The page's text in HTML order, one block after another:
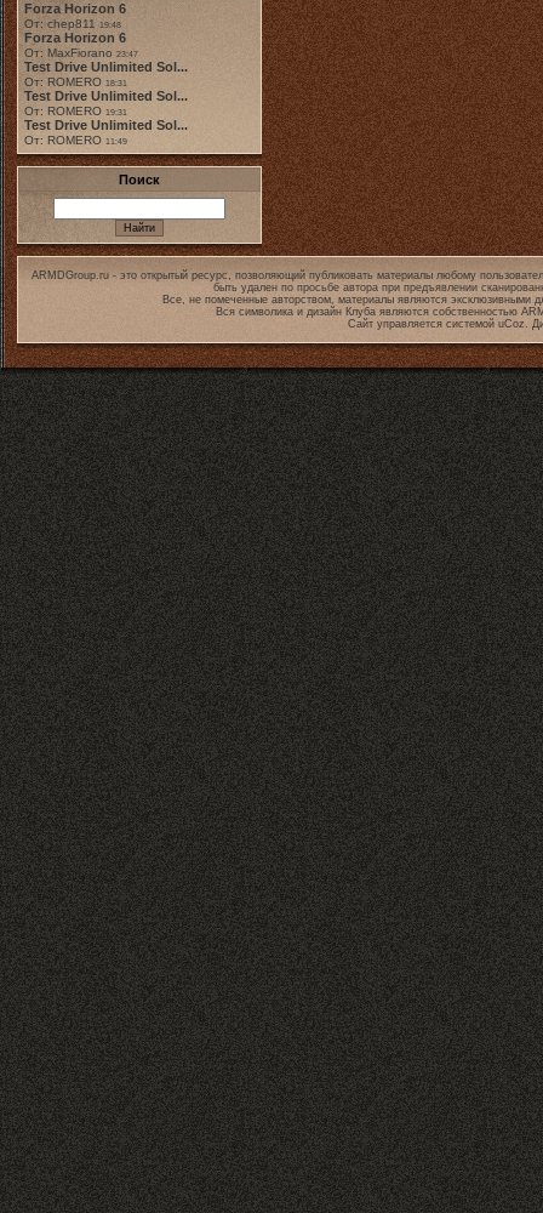
Forza Horizon 6
От: chep811 19:48
Forza Horizon 6
От: MaxFiorano 23:47
Test Drive Unlimited Sol...
От: ROMERO 18:31
Test Drive Unlimited Sol...
От: ROMERO 19:31
Test Drive Unlimited Sol...
От: ROMERO 11:49
Поиск
ARMDGroup.ru - это открытый ресурс, позволяющий публиковать материалы любому
быть удален по просьбе автора при предъявлении
Все, не помеченные авторством, материалы являются эксклюзивными
Вся символика и дизайн Клуба являются собственностью
Сайт управляется системой uCoz.